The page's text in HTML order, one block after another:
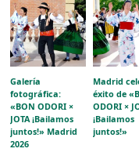
Galería
fotográfica:
«BON ODORI ×
JOTA ¡Bailamos
juntos!» Madrid
2026
Madrid
éxito de
ODORI ×
¡Bailamos
juntos!»